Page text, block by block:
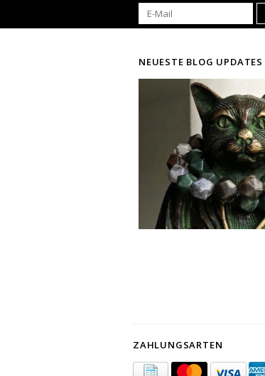
NEUESTE BLOG UPDATES
ZAHLUNGSARTEN